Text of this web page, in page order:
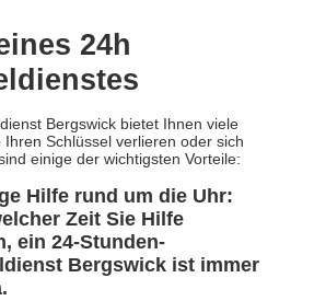
24h
Bergswick bietet Ihnen viele
Ihren Schlüssel verlieren oder sich
einige der wichtigsten Vorteile:
Hilfe rund um die Uhr:
Zeit Sie Hilfe
ein 24-Stunden-
Bergswick ist immer